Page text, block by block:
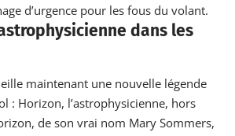
d’urgence pour les fous du volant.
dans les
maintenant une nouvelle légende
: Horizon, l’astrophysicienne, hors
de son vrai nom Mary Sommers,